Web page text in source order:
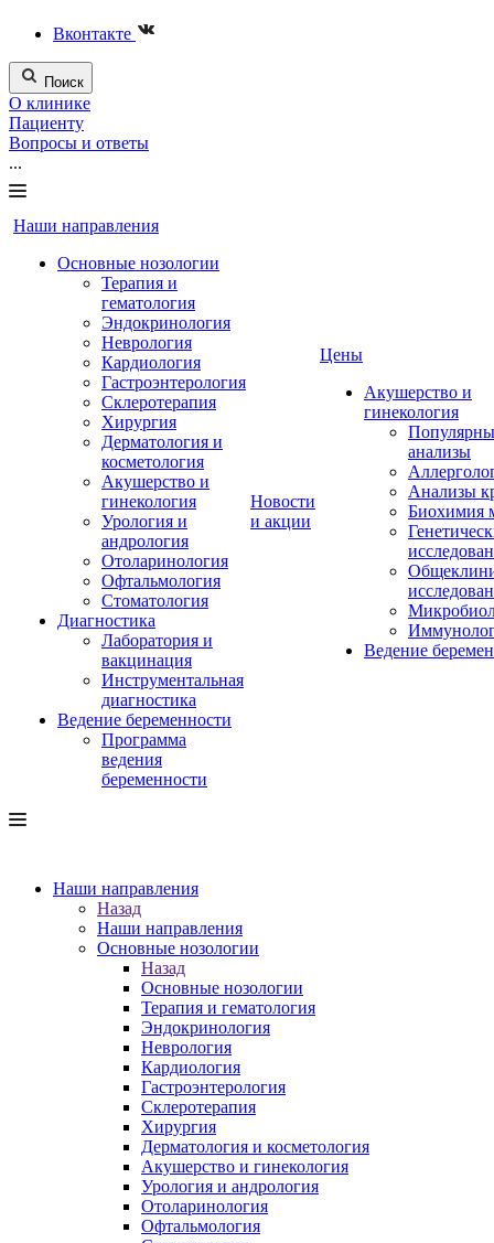
Вконтакте
Поиск
О клинике
Пациенту
Вопросы и ответы
...
Наши направления
Основные нозологии
Терапия и
гематология
Эндокринология
Неврология
Кардиология
Гастроэнтерология
Склеротерапия
Хирургия
Дерматология и
косметология
Акушерство и
гинекология
Урология и
андрология
Отоларинология
Офтальмология
Стоматология
Диагностика
Лаборатория и
вакцинация
Инструментальная
диагностика
Ведение беременности
Программа
ведения
беременности
Новости
и акции
Цены
Акушерство и
гинекология
анализы
Анализы
Биохимия
Ведение
Наши направления
Назад
Наши направления
Основные нозологии
Назад
Основные нозологии
Терапия и гематология
Эндокринология
Неврология
Кардиология
Гастроэнтерология
Склеротерапия
Хирургия
Дерматология и косметология
Акушерство и гинекология
Урология и андрология
Отоларинология
Офтальмология